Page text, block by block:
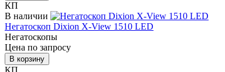
КП
В наличии
Негатоскоп Dixion X-View 1510 LED
Негатоскопы
Цена по запросу
В корзину